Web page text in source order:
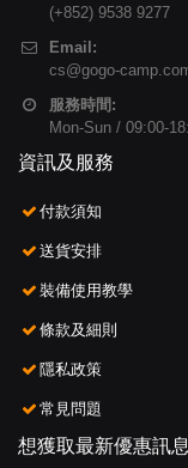
(+852) 9538 9277
Email:
cs@gogo-
服務時間:
Mon-Sun / 09:00-
資訊及服務
付款須知
送貨安排
裝備使用教學
條款及細則
隱私政策
常見問題
想獲取最新優惠訊